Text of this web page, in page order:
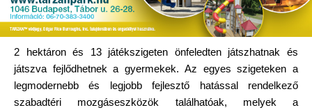
2 hektáron és 13 játékszigeten önfeledten játszhatnak és
játszva fejlődhetnek a gyermekek. Az egyes szigeteken a
legmodernebb és legjobb fejlesztő hatással rendelkező
szabadtéri mozgáseszközök találhatóak, melyek a